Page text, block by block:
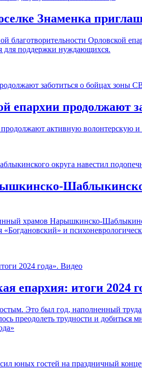
Знаменка
благотворительности Орловской
для поддержки нуждающихся.
епархии продолжают
активную волонтерскую
храмов Нарышкинско-
и
епархия: итоги 2024
Это был год, наполненный
преодолеть трудности и добиться